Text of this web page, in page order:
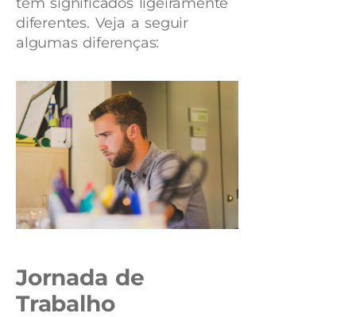
diferentes. Veja a seguir
algumas diferenças:
Jornada de
Trabalho